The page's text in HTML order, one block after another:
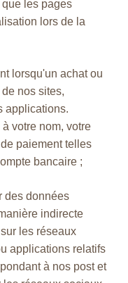
les pages
lors de la
lorsqu'un achat ou
nos sites,
applications.
votre nom, votre
paiement telles
bancaire ;
des données
indirecte
les réseaux
applications relatifs
à nos post et